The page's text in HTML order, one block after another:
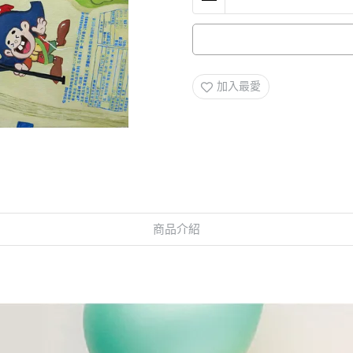
加入最愛
商品介紹